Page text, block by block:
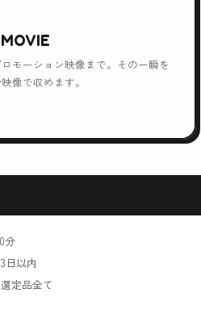
モーション映像まで。その一瞬を
像で収めます。
分
日以内
定品全て